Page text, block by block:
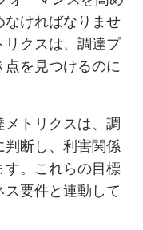
なければなりませ
リクスは、調達プ
点を見つけるのに
メトリクスは、調
断し、利害関係
す。これらの目標
要件と連動して